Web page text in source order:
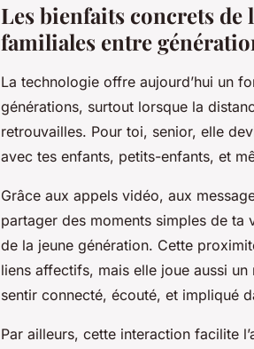
Les bienfaits concrets
familiales entre
La technologie offre aujourd’hui un
générations, surtout lorsque la
retrouvailles. Pour toi, senior, elle
avec tes enfants, petits-enfants, et
Grâce aux appels vidéo, aux
partager des moments simples de
de la jeune génération. Cette
liens affectifs, mais elle joue aussi
sentir connecté, écouté, et impliqué
Par ailleurs, cette interaction facilite